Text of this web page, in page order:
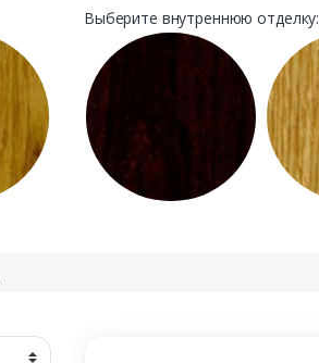
Выберите внутреннюю отделку: